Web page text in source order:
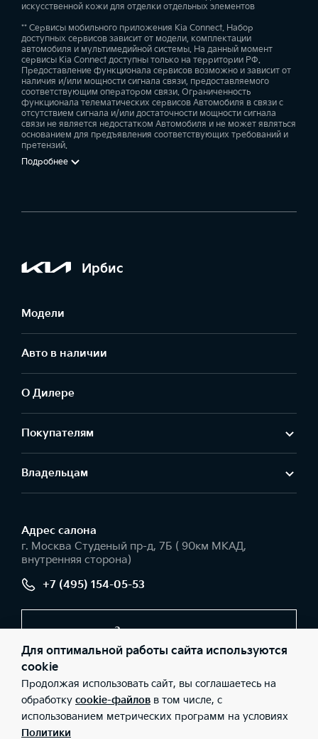
искусственной кожи для отделки отдельных элементов
** Сервисы мобильного приложения Kia Connect. Набор
доступных сервисов зависит от модели, комплектации
автомобиля и мультимедийной системы. На данный момент
сервисы Kia Connect доступны только на территории РФ.
Предоставление функционала сервисов возможно и зависит от
наличия и/или мощности сигнала связи, предоставляемого
соответствующим оператором связи. Ограниченность
функционала телематических сервисов Автомобиля в связи с
отсутствием сигнала и/или достаточности мощности сигнала
связи не является недостатком Автомобиля и не может являться
основанием для предъявления соответствующих требований и
претензий.
Подробнее
Ирбис
Модели
Авто в наличии
О Дилере
Покупателям
Владельцам
Адрес салонa
г. Москва Студеный пр-д, 7Б ( 90км МКАД,
внутренняя сторона)
+7 (495) 154-05-53
Заказать звонок
© 2026 Юридические лица ООО «АГ ИРБИС» (Фактический
адрес: г. Москва Студеный пр-д, 7Б ( 90км МКАД, внутренняя
сторона); Телефон: +7 (495) 154-05-53; ИНН: 9729033931; ОГРН:
5167746242373), ООО «Киа Россия и СНГ» (Фактический адрес:
г.Москва, Валовая 26; Телефон: 8 800 301 08 80; ИНН:
Для оптимальной работы сайта используются
cookie
Продолжая использовать сайт, вы соглашаетесь на
обработку cookie-файлов в том числе, с
использованием метрических программ на условиях
Политики